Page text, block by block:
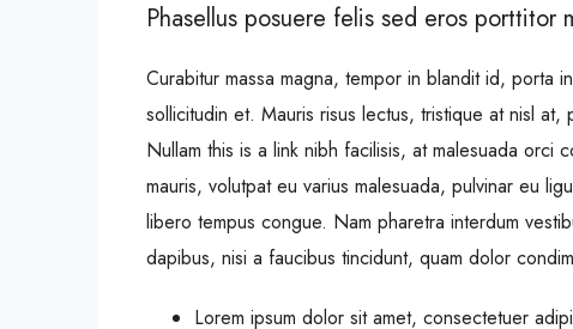
Phasellus posuere felis sed eros porttitor
Curabitur massa magna, tempor in blandit id, porta
sollicitudin et. Mauris risus lectus, tristique at nisl at,
Nullam this is a link nibh facilisis, at malesuada orci
mauris, volutpat eu varius malesuada, pulvinar eu
libero tempus congue. Nam pharetra interdum
dapibus, nisi a faucibus tincidunt, quam dolor
Lorem ipsum dolor sit amet, consectetuer